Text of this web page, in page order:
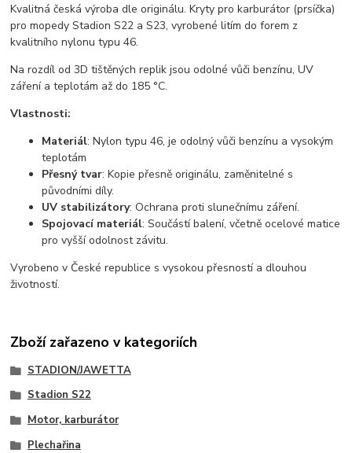
Kvalitná česká výroba dle originálu. Kryty pro karburátor (prsíčka)
pro mopedy Stadion S22 a S23, vyrobené litím do forem z
kvalitního nylonu typu 46.
Na rozdíl od 3D tištěných replik jsou odolné vůči benzínu, UV
záření a teplotám až do 185 °C.
Vlastnosti:
Materiál: Nylon typu 46, je odolný vůči benzínu a vysokým
teplotám
Přesný tvar: Kopie přesně originálu, zaměnitelné s
původními díly.
UV stabilizátory: Ochrana proti slunečnímu záření.
Spojovací materiál: Součástí balení, včetně ocelové matice
pro vyšší odolnost závitu.
Vyrobeno v České republice s vysokou přesností a dlouhou
životností.
Zboží zařazeno v kategoriích
STADION/JAWETTA
Stadion S22
Motor, karburátor
Plechařina